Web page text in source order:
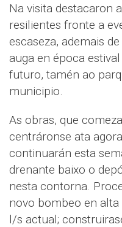
Na visita destacaron
resilientes fronte a
escaseza, ademais
auga en época
futuro, tamén ao
municipio.
As obras, que
centráronse ata
continuarán esta
drenante baixo o
nesta contorna.
novo bombeo en
l/s actual;